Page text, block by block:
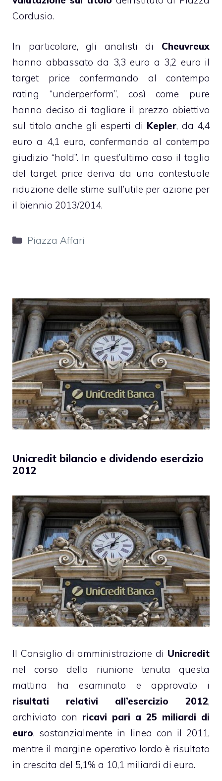
Cordusio.
In particolare, gli analisti di Cheuvreux
hanno abbassato da 3,3 euro a 3,2 euro il
target price confermando al contempo
rating “underperform”, così come pure
hanno deciso di tagliare il prezzo obiettivo
sul titolo anche gli esperti di Kepler, da 4,4
euro a 4,1 euro, confermando al contempo
giudizio “hold”. In quest’ultimo caso il taglio
del target price deriva da una contestuale
riduzione delle stime sull’utile per azione per
il biennio 2013/2014.
Categorie
Piazza Affari
Unicredit bilancio e dividendo esercizio
2012
Il Consiglio di amministrazione di Unicredit
nel corso della riunione tenuta questa
mattina ha esaminato e approvato i
risultati relativi all’esercizio 2012,
archiviato con ricavi pari a 25 miliardi di
euro, sostanzialmente in linea con il 2011,
mentre il margine operativo lordo è risultato
in crescita del 5,1% a 10,1 miliardi di euro.